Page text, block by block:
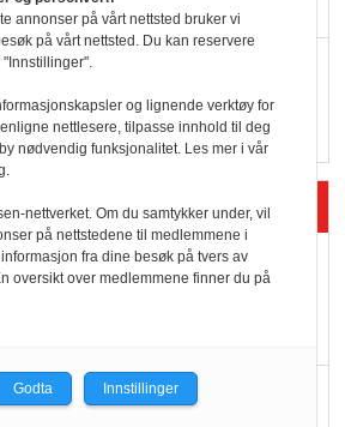
Q passerte 1 milliard i
Rema i 2025
Økologisk
Kolonihagens norske
Marit Kolby vant
annonser på vårt nettsted bruker vi
på vårt nettsted. Du kan reservere
og lignende verktøy for
nettlesere, tilpasse innhold til deg
nødvendig funksjonalitet. Les mer i vår
nettverket. Om du samtykker under, vil
på nettstedene til medlemmene i
fra dine besøk på tvers av
oversikt over medlemmene finner du på
Godta Innstillinger